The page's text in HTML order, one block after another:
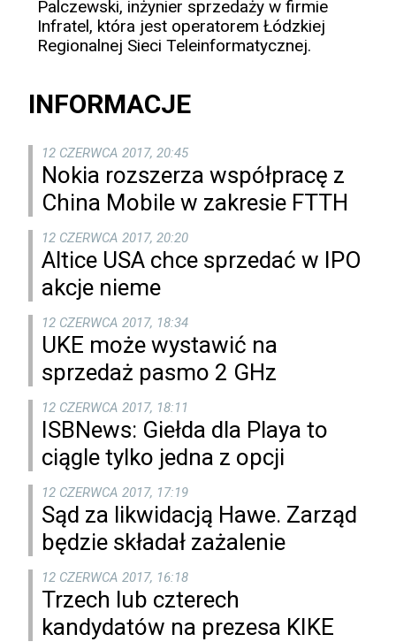
Palczewski, inżynier sprzedaży w firmie
Infratel, która jest operatorem Łódzkiej
Regionalnej Sieci Teleinformatycznej.
INFORMACJE
12 CZERWCA 2017, 20:45
Nokia rozszerza współpracę z
China Mobile w zakresie FTTH
12 CZERWCA 2017, 20:20
Altice USA chce sprzedać w IPO
akcje nieme
12 CZERWCA 2017, 18:34
UKE może wystawić na
sprzedaż pasmo 2 GHz
12 CZERWCA 2017, 18:11
ISBNews: Giełda dla Playa to
ciągle tylko jedna z opcji
12 CZERWCA 2017, 17:19
Sąd za likwidacją Hawe. Zarząd
będzie składał zażalenie
12 CZERWCA 2017, 16:18
Trzech lub czterech
kandydatów na prezesa KIKE